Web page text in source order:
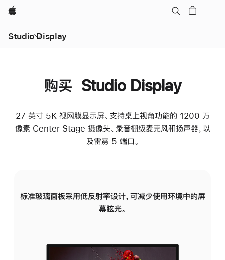
Apple
Studio Display
购买 Studio Display
27 英寸 5K 视网膜显示屏、支持桌上视角功能的 1200 万
像素 Center Stage 摄像头、录音棚级麦克风和扬声器，以
及雷雳 5 端口。
标准玻璃面板采用低反射率设计，可减少使用环境中的屏
幕眩光。